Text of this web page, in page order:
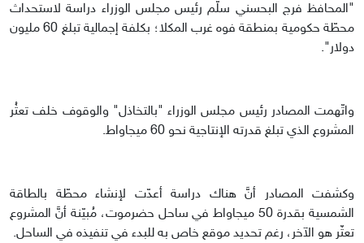
"المحافظ فرج البحسني سلّم رئيس مجلس الوزراء دراسة لاستحداث
محطّة حكومية بمنطقة فوه غرب المكلا؛ بكلفة إجمالية تبلغ 60 مليون
دولار".
واتّهمت المصادر رئيس مجلس الوزراء "بالتخاذل" والوقوف خلف تعثُر
المشروع الذي تبلغ قدرته الإنتاجية نحو 60 ميجاواط.
وكشفت المصادر أنَّ هناك دراسة أعدّت لإنشاء محطّة بالطاقة
الشمسية بقدرة 50 ميجاواط في ساحل حضرموت، مُبيّنة أنَّ المشروع
تعثّر هو الآخر، رغم تحديد موقع خاص به للبدء في تنفيذه في الساحل.